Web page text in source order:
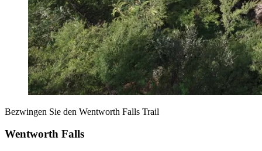
Bezwingen Sie den Wentworth Falls Trail
Wentworth Falls